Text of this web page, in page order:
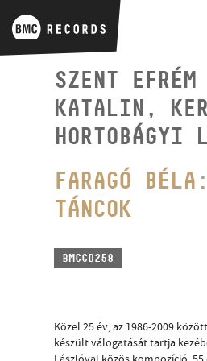
SZENT
KATALIN,
HORTOBÁGYI
FARAGÓ
TÁNCOK
BMCCD258
Közel 25 év, az 1986-2009
készült válogatását tartja